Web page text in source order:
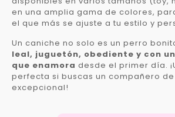
en una amplia gama de colores,
el que más se ajuste a tu estilo y
Un caniche no solo es un perro
leal, juguetón, obediente y con
que enamora desde el primer día.
perfecta si buscas un compañero
excepcional!